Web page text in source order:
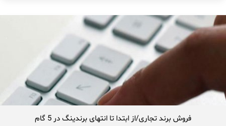
فروش برند تجاری/از ابتدا تا انتهای برندینگ در 5 گام